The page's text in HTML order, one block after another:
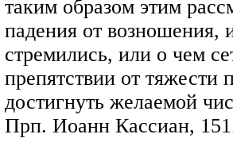
таким образом этим
падения от возношения,
стремились, или о чем
препятствии от тяжести
достигнуть желаемой
Прп. Иоанн Кассиан,